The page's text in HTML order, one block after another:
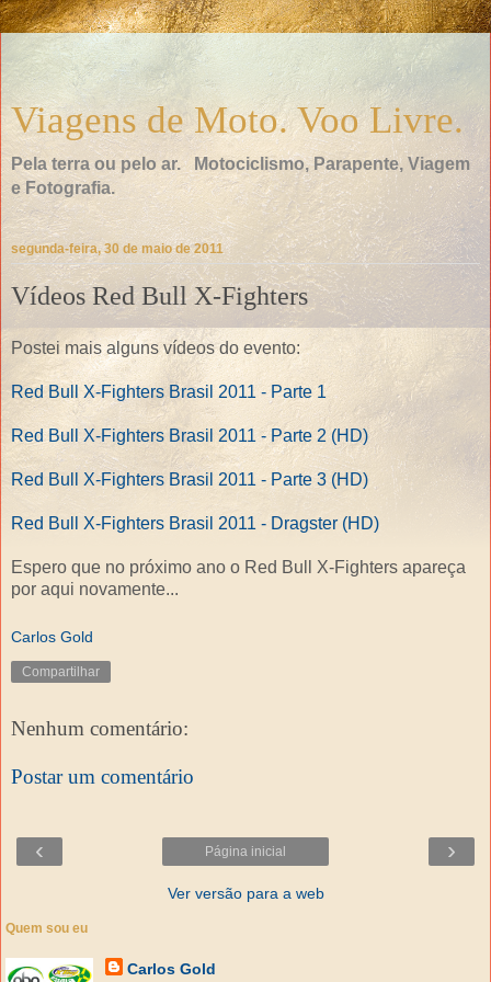
Viagens de Moto. Voo Livre.
Pela terra ou pelo ar. Motociclismo, Parapente, Viagem
e Fotografia.
segunda-feira, 30 de maio de 2011
Vídeos Red Bull X-Fighters
Postei mais alguns vídeos do evento:
Red Bull X-Fighters Brasil 2011 - Parte 1
Red Bull X-Fighters Brasil 2011 - Parte 2 (HD)
Red Bull X-Fighters Brasil 2011 - Parte 3 (HD)
Red Bull X-Fighters Brasil 2011 - Dragster (HD)
Espero que no próximo ano o Red Bull X-Fighters apareça
por aqui novamente...
Carlos Gold
Compartilhar
Nenhum comentário:
Postar um comentário
‹ ›
Página inicial
Ver versão para a web
Quem sou eu
Carlos Gold